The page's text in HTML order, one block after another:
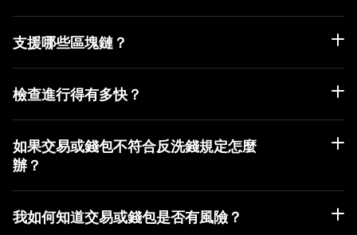
支援哪些區塊鏈？
TRON
BSC
檢查進行得有多快？
如果交易或錢包不符合反洗錢規定怎麼
辦？
我如何知道交易或錢包是否有風險？